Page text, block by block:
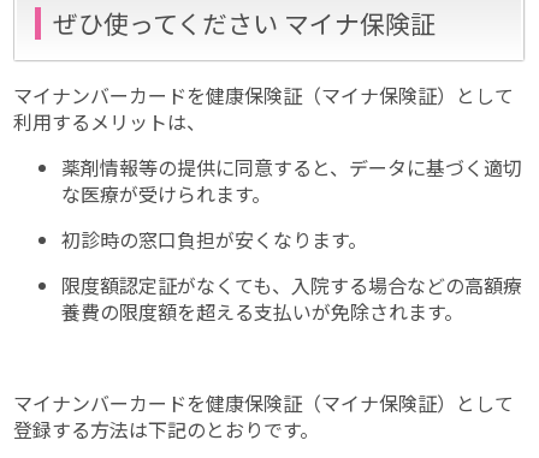
ぜひ使ってください マイナ保険証
マイナンバーカードを健康保険証（マイナ保険証）として
利用するメリットは、
薬剤情報等の提供に同意すると、データに基づく適切
な医療が受けられます。
初診時の窓口負担が安くなります。
限度額認定証がなくても、入院する場合などの高額療
養費の限度額を超える支払いが免除されます。
マイナンバーカードを健康保険証（マイナ保険証）として
登録する方法は下記のとおりです。